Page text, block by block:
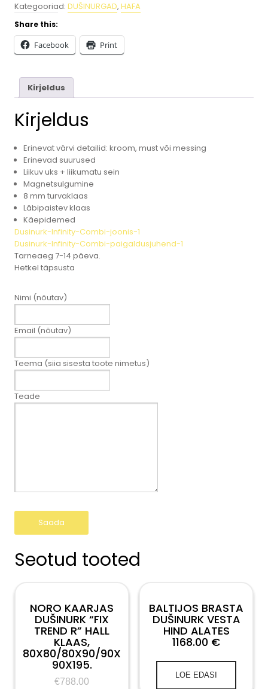
Brass
80x80/80x90/90x90x200.
kogus
Kategooriad: DUŠINURGAD, HAFA
Share this:
Facebook Print
Kirjeldus
Kirjeldus
Erinevat värvi detailid: kroom, must või messing
Erinevad suurused
Liikuv uks + liikumatu sein
Magnetsulgumine
8 mm turvaklaas
Läbipaistev klaas
Käepidemed
Dusinurk-Infinity-Combi-joonis-1
Dusinurk-Infinity-Combi-paigaldusjuhend-1
Tarneaeg 7-14 päeva.
Hetkel täpsusta
Nimi (nõutav)
Email (nõutav)
Teema (siia sisesta toote nimetus)
Teade
Seotud tooted
NORO KAARJAS
DUŠINURK “FIX
TREND R” HALL
KLAAS,
80X80/80X90/90X
90X195.
€788.00
BALTIJOS BRASTA
DUŠINURK VESTA
HIND ALATES
1168.00 €
LOE EDASI